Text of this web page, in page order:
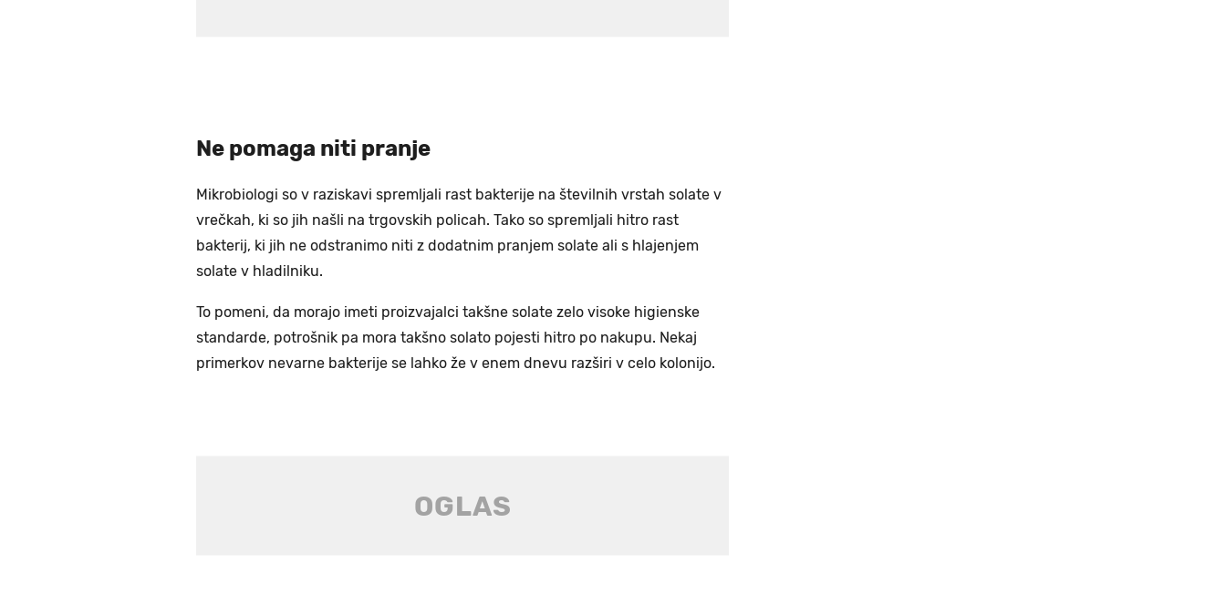
Ne pomaga niti pranje
Mikrobiologi so v raziskavi spremljali rast bakterije na številnih vrstah solate v
vrečkah, ki so jih našli na trgovskih policah. Tako so spremljali hitro rast
bakterij, ki jih ne odstranimo niti z dodatnim pranjem solate ali s hlajenjem
solate v hladilniku.
To pomeni, da morajo imeti proizvajalci takšne solate zelo visoke higienske
standarde, potrošnik pa mora takšno solato pojesti hitro po nakupu. Nekaj
primerkov nevarne bakterije se lahko že v enem dnevu razširi v celo kolonijo.